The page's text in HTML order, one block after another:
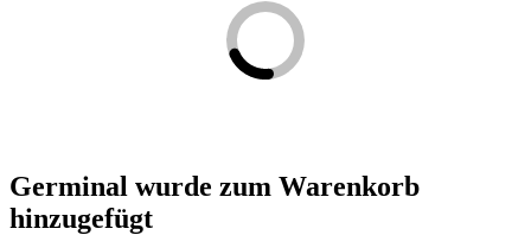
Germinal wurde zum Warenkorb
hinzugefügt